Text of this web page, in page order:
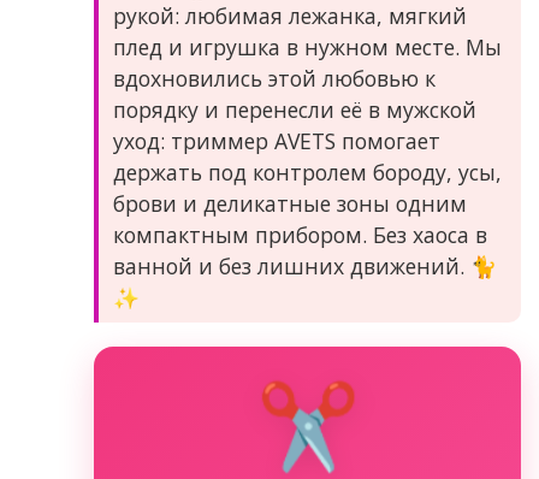
рукой: любимая лежанка, мягкий
плед и игрушка в нужном месте. Мы
вдохновились этой любовью к
порядку и перенесли её в мужской
уход: триммер AVETS помогает
держать под контролем бороду, усы,
брови и деликатные зоны одним
компактным прибором. Без хаоса в
ванной и без лишних движений. 🐈
✨
✂️